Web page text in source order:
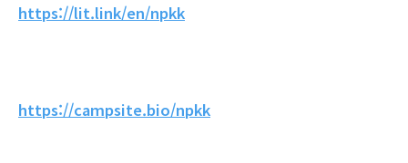
https://lit.link/en/npkk
https://campsite.bio/npkk